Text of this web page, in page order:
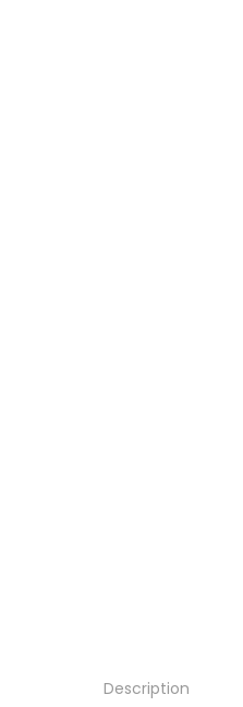
Description